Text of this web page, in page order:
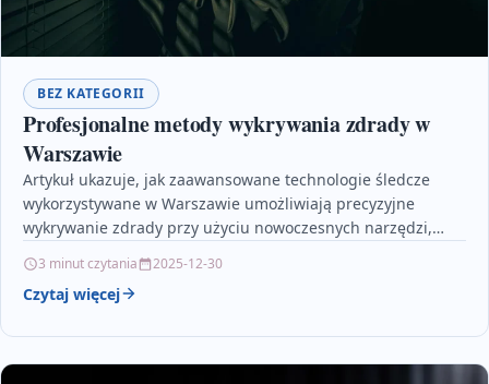
BEZ KATEGORII
Profesjonalne metody wykrywania zdrady w
Warszawie
Artykuł ukazuje, jak zaawansowane technologie śledcze
wykorzystywane w Warszawie umożliwiają precyzyjne
wykrywanie zdrady przy użyciu nowoczesnych narzędzi,
3 minut czytania 2025-12-30
Czytaj więcej